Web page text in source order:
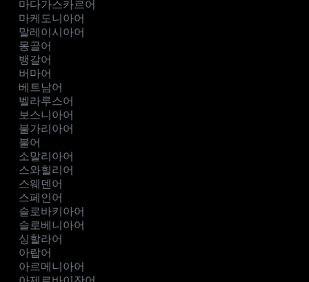
마다가스카르어
마케도니아어
말레이시아어
몽골어
뱅갈어
버마어
베트남어
벨라루스어
보스니아어
불가리아어
불어
소말리아어
스와힐리어
스웨덴어
스페인어
슬로바키아어
슬로베니아어
싱할라어
아랍어
아르메니아어